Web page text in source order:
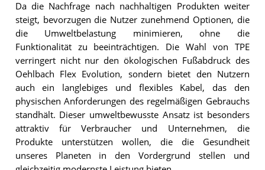
Da die Nachfrage nach nachhaltigen Produkten weiter
steigt, bevorzugen die Nutzer zunehmend Optionen, die
die Umweltbelastung minimieren, ohne die
Funktionalität zu beeinträchtigen. Die Wahl von TPE
verringert nicht nur den ökologischen Fußabdruck des
Oehlbach Flex Evolution, sondern bietet den Nutzern
auch ein langlebiges und flexibles Kabel, das den
physischen Anforderungen des regelmäßigen Gebrauchs
standhält. Dieser umweltbewusste Ansatz ist besonders
attraktiv für Verbraucher und Unternehmen, die
Produkte unterstützen wollen, die die Gesundheit
unseres Planeten in den Vordergrund stellen und